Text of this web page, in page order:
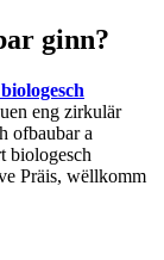
ginn?
eng zirkulär
ofbaubar a
biologesch
Präis, wëllkomm